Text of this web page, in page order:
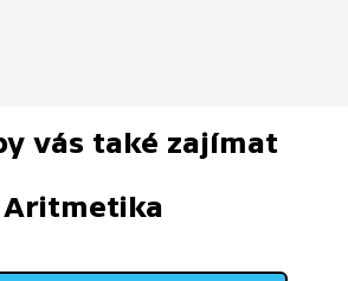
vás také zajímat
Aritmetika